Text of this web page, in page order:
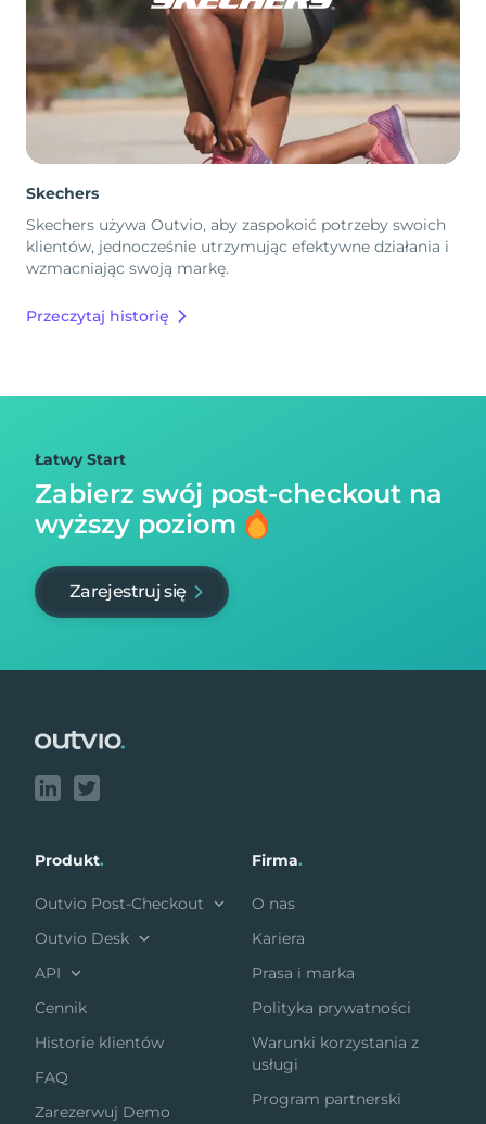
Skechers
Skechers używa Outvio, aby zaspokoić potrzeby swoich
klientów, jednocześnie utrzymując efektywne działania i
wzmacniając swoją markę.
Przeczytaj historię
Łatwy Start
Zabierz swój post-checkout na
wyższy poziom
Zarejestruj się
Produkt.
Outvio Post-Checkout
Outvio Desk
API
Cennik
Historie klientów
FAQ
Zarezerwuj Demo
Firma.
O nas
Kariera
Prasa i marka
Polityka prywatności
Warunki korzystania z
usługi
Program partnerski